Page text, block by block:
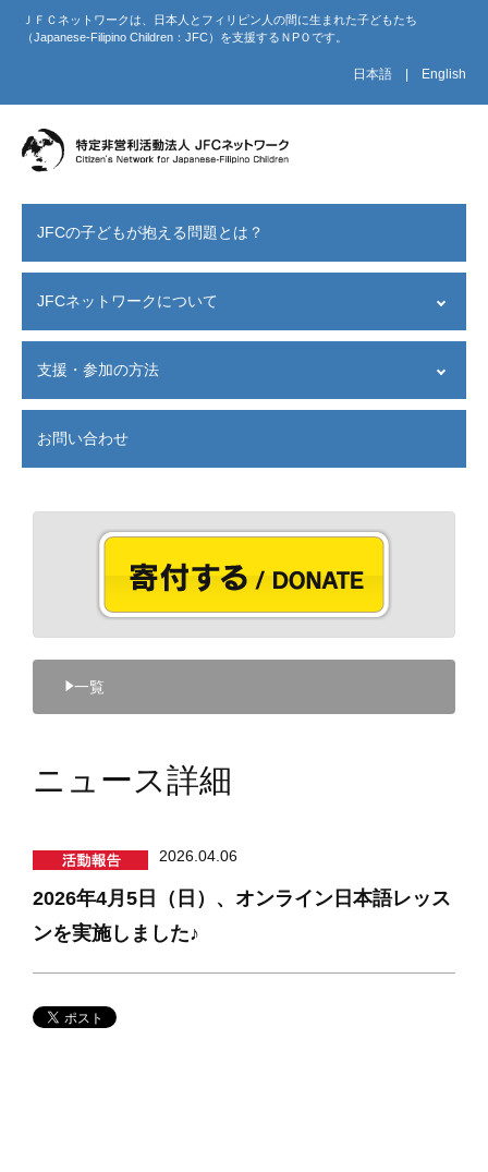
ＪＦＣネットワークは、日本人とフィリピン人の間に生まれた子どもたち
（Japanese-Filipino Children：JFC）を支援するＮPＯです。
日本語 English
JFCの子どもが抱える問題とは？
JFCネットワークについて
設立経緯
設立目的
JFCネットワークが目指すこと
支援・参加の方法
支援者の声
寄付する
−−JFC会員になる
寄付を集める
ボランティア・インターンで参加
企業・団体として協力する
概要
−−実績
お問い合わせ
一覧
ニュース詳細
2026.04.06
2026年4月5日（日）、オンライン日本語レッス
ンを実施しました♪